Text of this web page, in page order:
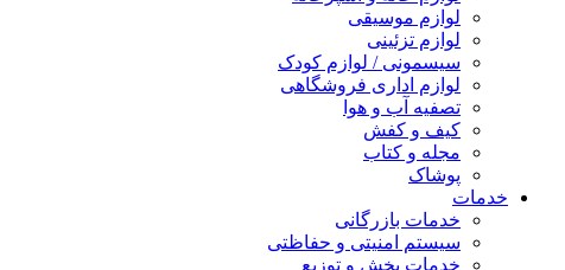
لوازم موسیقی
لوازم تزئینی
سیسمونی / لوازم کودک
لوازم اداری فروشگاهی
تصفیه آب و هوا
کیف و کفش
مجله و کتاب
پوشاک
خدمات
خدمات بازرگانی
سیستم امنیتی و حفاظتی
خدمات پخش و توزیع